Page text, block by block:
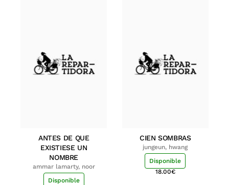
ANTES DE QUE
EXISTIESE UN
NOMBRE
ammar lamarty, noor
Disponible
CIEN SOMBRAS
jungeun, hwang
Disponible
18.00€